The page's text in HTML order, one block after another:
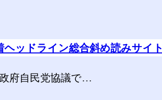
ッドライン総合斜め読みサイト
府自民党協議で…